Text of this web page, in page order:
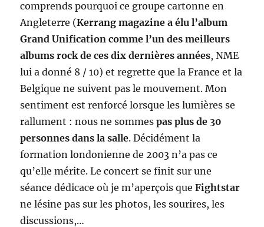
comprends pourquoi ce groupe cartonne en
Angleterre (Kerrang magazine a élu l’album
Grand Unification comme l’un des meilleurs
albums rock de ces dix dernières années, NME
lui a donné 8 / 10) et regrette que la France et la
Belgique ne suivent pas le mouvement. Mon
sentiment est renforcé lorsque les lumières se
rallument : nous ne sommespas plus de 30
personnes dans la salle. Décidément la
formation londonienne de 2003 n’a pas ce
qu’elle mérite. Le concert se finit sur une
séance dédicace où je m’aperçois queFightstar
ne lésine pas sur les photos, les sourires, les
discussions,…